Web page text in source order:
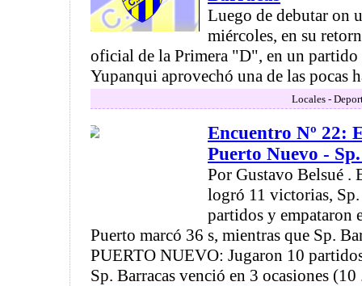
Luego de debutar on
miércoles, en su
oficial de la Primera "D", en un partido
Yupanqui aprovechó una de las pocas
Locales -
Encuentro Nº 22:
Puerto Nuevo -
Por Gustavo Belsué .
logró 11 victorias, Sp.
partidos y empataron
Puerto marcó 36 s, mientras que Sp.
PUERTO NUEVO: Jugaron 10
Sp. Barracas venció en 3 ocasiones (10